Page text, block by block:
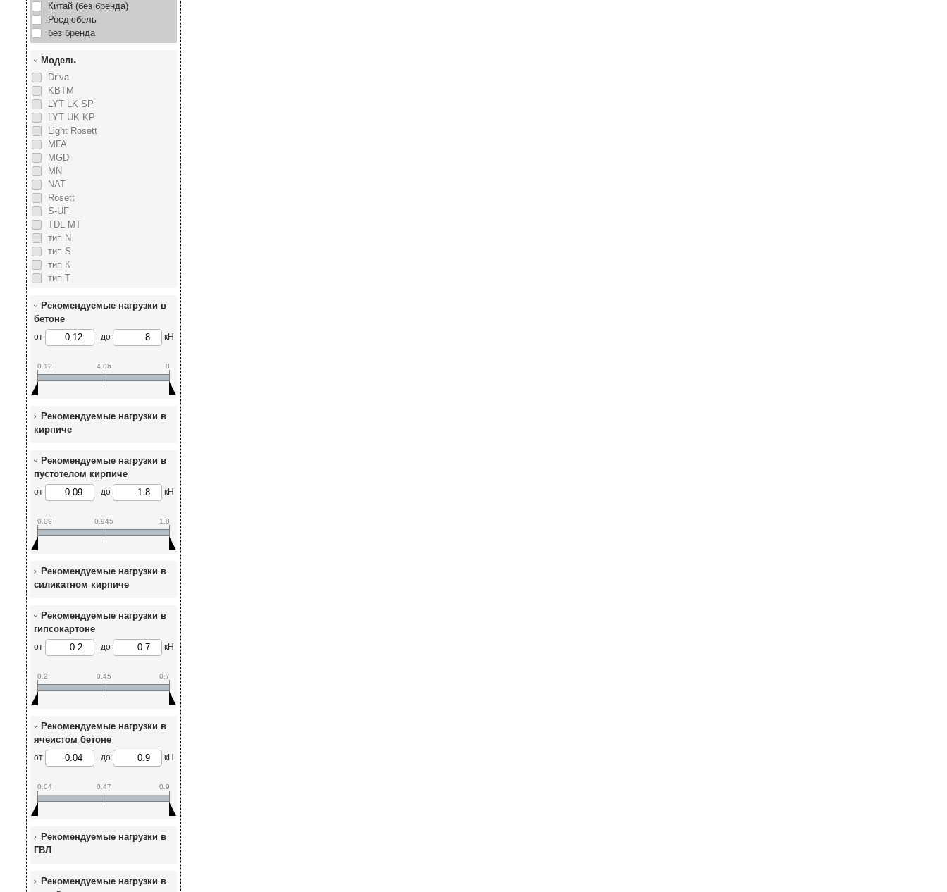
Китай (без бренда)
Росдюбель
без бренда
Модель
Driva
KBTM
LYT LK SP
LYT UK KP
Light Rosett
MFA
MGD
MN
NAT
Rosett
S-UF
TDL MT
тип N
тип S
тип К
тип Т
Рекомендуемые нагрузки в
бетоне
от до кН
0.12 4.06 8
Рекомендуемые нагрузки в
кирпиче
Рекомендуемые нагрузки в
пустотелом кирпиче
от до кН
0.09 0.945 1.8
Рекомендуемые нагрузки в
силикатном кирпиче
Рекомендуемые нагрузки в
гипсокартоне
от до кН
0.2 0.45 0.7
Рекомендуемые нагрузки в
ячеистом бетоне
от до кН
0.04 0.47 0.9
Рекомендуемые нагрузки в
ГВЛ
Рекомендуемые нагрузки в